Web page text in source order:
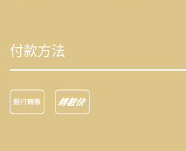
付款方法